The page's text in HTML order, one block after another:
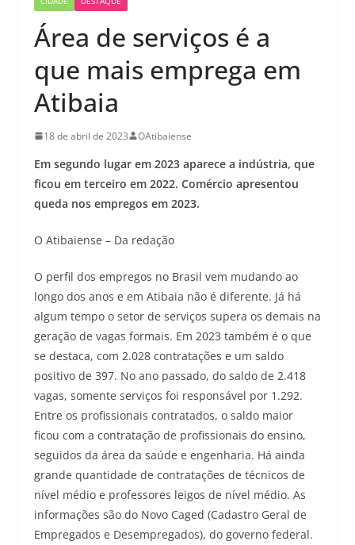
Área de serviços é a
que mais emprega em
Atibaia
18 de abril de 2023 OAtibaiense
Em segundo lugar em 2023 aparece a indústria, que
ficou em terceiro em 2022. Comércio apresentou
queda nos empregos em 2023.
O Atibaiense – Da redação
O perfil dos empregos no Brasil vem mudando ao
longo dos anos e em Atibaia não é diferente. Já há
algum tempo o setor de serviços supera os demais na
geração de vagas formais. Em 2023 também é o que
se destaca, com 2.028 contratações e um saldo
positivo de 397. No ano passado, do saldo de 2.418
vagas, somente serviços foi responsável por 1.292.
Entre os profissionais contratados, o saldo maior
ficou com a contratação de profissionais do ensino,
seguidos da área da saúde e engenharia. Há ainda
grande quantidade de contratações de técnicos de
nível médio e professores leigos de nível médio. As
informações são do Novo Caged (Cadastro Geral de
Empregados e Desempregados), do governo federal.